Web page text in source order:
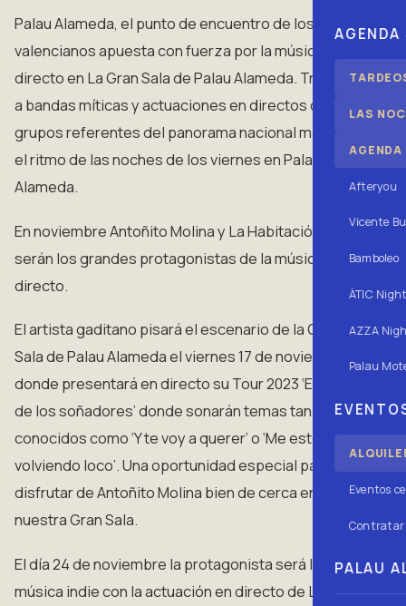
AGENDA
LAS
Afteryou
Vicente
Bamboleo
ÀTIC
AZZA
Palau
Eventos
Contratar
PALAU
Palau Alameda, el punto de encuentro de los
valencianos apuesta con fuerza por la música en
directo en La Gran Sala de Palau Alameda. Tributos
a bandas míticas y actuaciones en directos de
grupos referentes del panorama nacional marcan
el ritmo de las noches de los viernes en Palau
Alameda.
En noviembre Antoñito Molina y La Habitación Roja
serán los grandes protagonistas de la música en
directo.
El artista gaditano pisará el escenario de la Gran
Sala de Palau Alameda el viernes 17 de noviembre
donde presentará en directo su Tour 2023 ‘El club
de los soñadores’ donde sonarán temas tan
conocidos como ‘Y te voy a querer’ o ‘Me estoy
volviendo loco’. Una oportunidad especial para
disfrutar de Antoñito Molina bien de cerca en
nuestra Gran Sala.
El día 24 de noviembre la protagonista será la
música indie con la actuación en directo de La